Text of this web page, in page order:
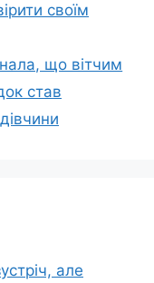
своїм
що вітчим
став
але